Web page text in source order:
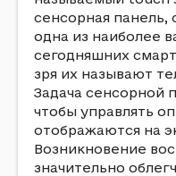
сенсорная панель,
одна из наиболее
сегодняшних
зря их называют
Задача сенсорной
чтобы управлять
отображаются на
Возникновение
значительно